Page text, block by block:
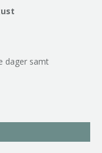
dager samt